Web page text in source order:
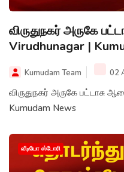
விருதுநகர் அருகே
Virudhunagar |
Kumudam Team 02
விருதுநகர் அருகே பட்டாசு
Kumudam News
வீடியோ ஸ்டோரி